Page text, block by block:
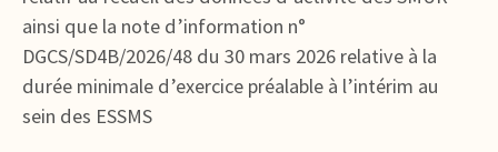
ainsi que la note d’information n°
DGCS/SD4B/2026/48 du 30 mars 2026 relative à la
durée minimale d’exercice préalable à l’intérim au
sein des ESSMS